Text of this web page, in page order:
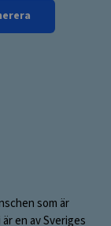
som är
en av Sveriges